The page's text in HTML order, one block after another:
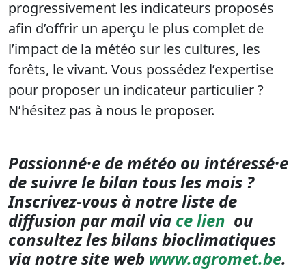
progressivement les indicateurs proposés
afin d’offrir un aperçu le plus complet de
l’impact de la météo sur les cultures, les
forêts, le vivant. Vous possédez l’expertise
pour proposer un indicateur particulier ?
N’hésitez pas à nous le proposer.
Passionné·e de météo ou intéressé·e
de suivre le bilan tous les mois ?
Inscrivez-vous à notre liste de
diffusion par mail via ce lien ou
consultez les bilans bioclimatiques
via notre site web www.agromet.be.